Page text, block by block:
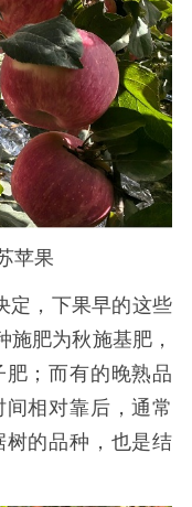
苹果
定，下果早的这些
施肥为秋施基肥，
；而有的晚熟品
相对靠后，通常
的品种，也是结